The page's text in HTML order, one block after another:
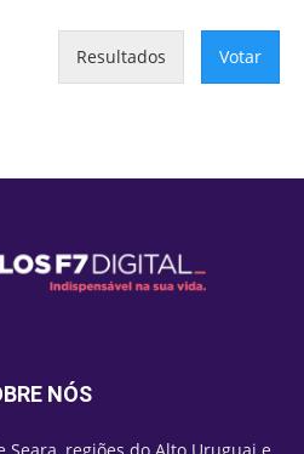
Resultados Votar
NÓS